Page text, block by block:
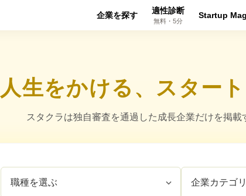
企業を探す 適性診断
無料・5分
Startup
人生をかける、スター
スタクラは独自審査を通過した成長企業だけを掲
職
企